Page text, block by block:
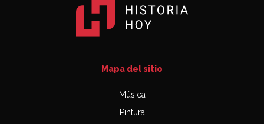
Mapa del sitio
Música
Pintura